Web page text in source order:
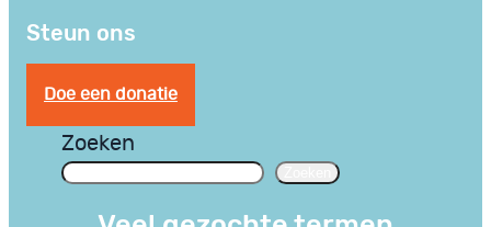
Steun ons
Doe een donatie
Zoeken